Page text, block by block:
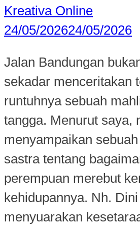
Kreativa Online
24/05/202624/05/2026
Jalan Bandungan
sekadar menceritakan
runtuhnya sebuah
tangga. Menurut saya,
menyampaikan
sastra tentang
perempuan merebut
kehidupannya. Nh. Dini
menyuarakan